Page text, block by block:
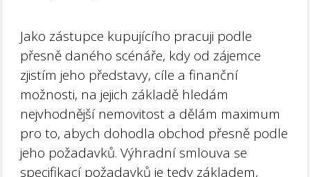
Jako zástupce kupujícího pracuji podle
přesně daného scénáře, kdy od zájemce
zjistím jeho představy, cíle a finanční
možnosti, na jejich základě hledám
nejvhodnější nemovitost a dělám maximum
pro to, abych dohodla obchod přesně podle
jeho požadavků. Výhradní smlouva se
specifikací požadavků je tedy základem,